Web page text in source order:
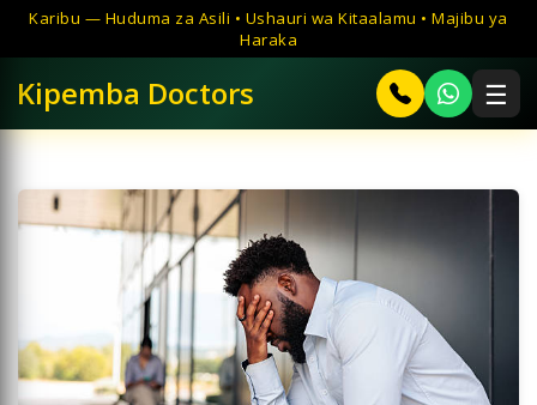
Ruka
hadi
maudhui
Karibu — Huduma za Asili • Ushauri wa Kitaalamu • Majibu ya
Haraka
Kipemba Doctors ☰